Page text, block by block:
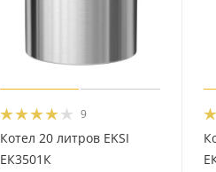
9
Котел 20 литров EKSI
ЕК3501К